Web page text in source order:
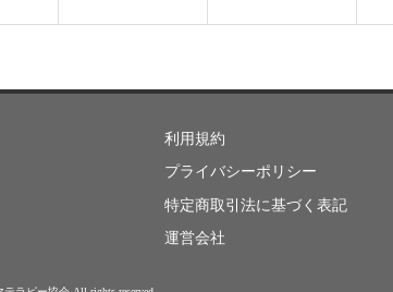
利用規約
プライバシーポリシー
特定商取引法に基づく表記
運営会社